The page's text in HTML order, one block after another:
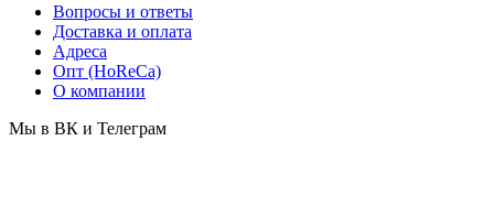
Вопросы и ответы
Доставка и оплата
Адреса
Опт (HoReCa)
О компании
Мы в ВК и Телеграм